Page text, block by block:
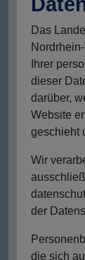
Das
Ihrer
dieser
darüber,
Website
geschieht
Wir
der
die sich